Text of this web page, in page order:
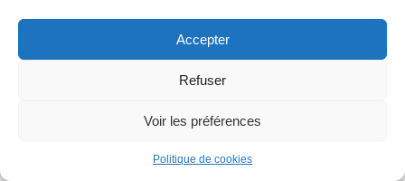
Accepter
Refuser
Voir les préférences
Politique de cookies